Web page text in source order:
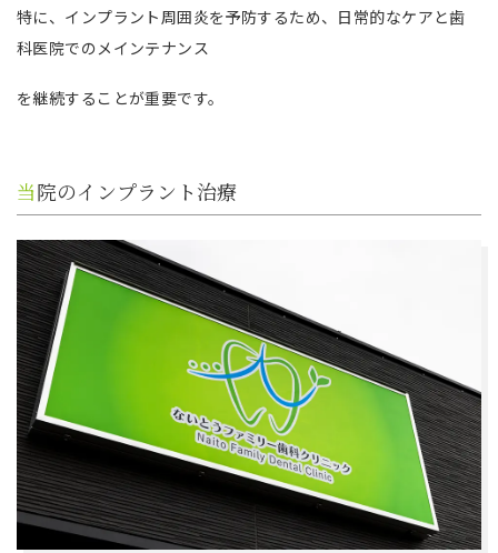
特に、インプラント周囲炎を予防するため、日常的なケアと歯
科医院でのメインテナンス
を継続することが重要です。
当院のインプラント治療